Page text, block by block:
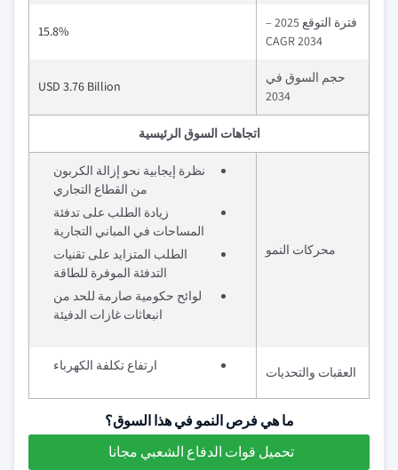
فترة التوقع 2025 –
2034 CAGR
15.8%
حجم السوق في
2034
USD 3.76 Billion
اتجاهات السوق الرئيسية
محركات النمو
نظرة إيجابية نحو إزالة الكربون
من القطاع التجاري
زيادة الطلب على تدفئة
المساحات في المباني التجارية
الطلب المتزايد على تقنيات
التدفئة الموفرة للطاقة
لوائح حكومية صارمة للحد من
انبعاثات غازات الدفيئة
العقبات والتحديات ارتفاع تكلفة الكهرباء
ما هي فرص النمو في هذا السوق؟
تحميل قوات الدفاع الشعبي مجانا